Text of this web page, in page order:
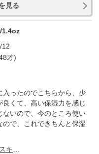
見る
1.4oz
12
才)
入ったのでこちらから、少
くて、高い保湿力を感じ
ないので、今のところ使い
で、これできちんと保湿